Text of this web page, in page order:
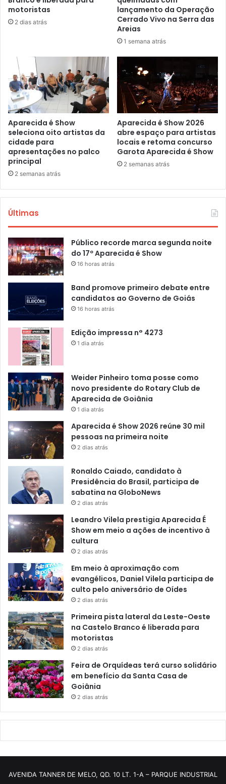
motoristas
2 dias atrás
lançamento da Operação
Cerrado Vivo na Serra das
Areias
1 semana atrás
Aparecida é Show
seleciona oito artistas da
cidade para
apresentações no palco
principal
2 semanas atrás
Aparecida é Show 2026
abre espaço para artistas
locais e retoma concurso
Garota Aparecida é Show
2 semanas atrás
Últimas
Público recorde marca segunda noite
do 17º Aparecida é Show
16 horas atrás
Band promove primeiro debate entre
candidatos ao Governo de Goiás
16 horas atrás
Edição impressa n° 4273
1 dia atrás
Weider Pinheiro toma posse como
novo presidente do Rotary Club de
Aparecida de Goiânia
1 dia atrás
Aparecida é Show 2026 reúne 30 mil
pessoas na primeira noite
2 dias atrás
Ronaldo Caiado, candidato à
Presidência do Brasil, participa de
sabatina na GloboNews
2 dias atrás
Leandro Vilela prestigia Aparecida É
Show em meio a ações de incentivo à
cultura
2 dias atrás
Em meio à aproximação com
evangélicos, Daniel Vilela participa de
culto pelo aniversário de Oídes
2 dias atrás
Primeira pista lateral da Leste-Oeste
na Castelo Branco é liberada para
motoristas
2 dias atrás
Feira de Orquídeas terá curso solidário
em benefício da Santa Casa de
Goiânia
2 dias atrás
AVENIDA TANNER DE MELO, QD. 10 LT. 1-A – PARQUE INDUSTRIAL